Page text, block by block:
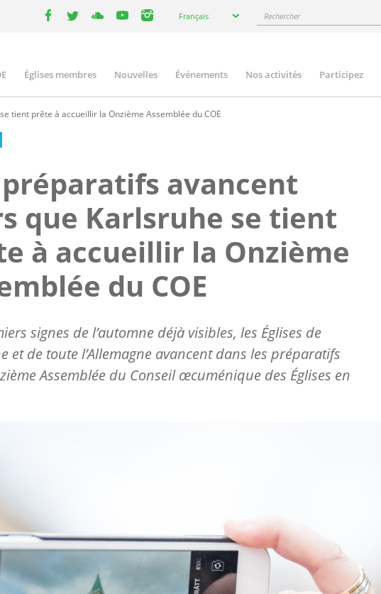
your
Français Rechercher
Églises membres Nouvelles Événements Nos activités Participez
tient prête à accueillir la Onzième Assemblée du COE
préparatifs avancent
que Karlsruhe se tient
à accueillir la Onzième
du COE
signes de l’automne déjà visibles, les Églises de
et de toute l’Allemagne avancent dans les préparatifs
Assemblée du Conseil œcuménique des Églises en